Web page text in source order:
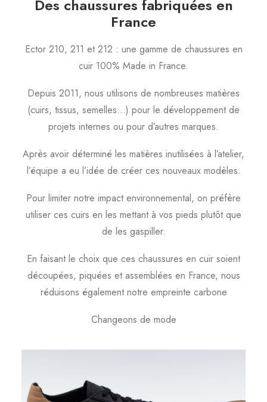
Des chaussures fabriquées en
France
Ector 210, 211 et 212 : une gamme de chaussures en
cuir 100% Made in France.
Depuis 2011, nous utilisons de nombreuses matières
(cuirs, tissus, semelles…) pour le développement de
projets internes ou pour d’autres marques.
Après avoir déterminé les matières inutilisées à l’atelier,
l’équipe a eu l’idée de créer ces nouveaux modèles.
Pour limiter notre impact environnemental, on préfère
utiliser ces cuirs en les mettant à vos pieds plutôt que
de les gaspiller.
En faisant le choix que ces chaussures en cuir soient
découpées, piquées et assemblées en France, nous
réduisons également notre empreinte carbone
Changeons de mode